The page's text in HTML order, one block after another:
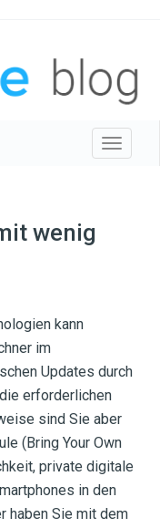
Toggle
wenig
kann
im
Updates durch
erforderlichen
sind Sie aber
(Bring Your Own
private digitale
in den
haben Sie mit dem